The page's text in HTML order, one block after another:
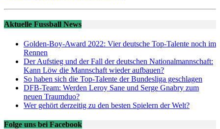
Aktuelle Fussball News
Golden-Boy-Award 2022: Vier deutsche Top-Talente noch im
Rennen
Der Aufstieg und der Fall der deutschen Nationalmannschaft:
Kann Löw die Mannschaft wieder aufbauen?
So haben sich die Top-Talente der Bundesliga geschlagen
DFB-Team: Werden Leroy Sane und Serge Gnabry zum
neuen Traumduo?
Wer gehört derzeitig zu den besten Spielern der Welt?
Folge uns bei Facebook